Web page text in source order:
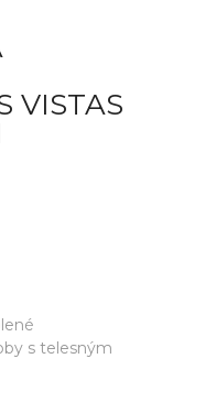
VISTAS
s telesným